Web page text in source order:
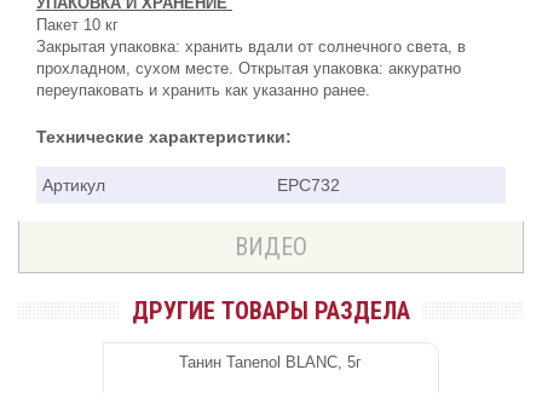
Пакет 10 кг
Закрытая упаковка: хранить вдали от солнечного света, в
прохладном, сухом месте. Открытая упаковка: аккуратно
переупаковать и хранить как указанно ранее.
Технические характеристики:
Артикул EPC732
ВИДЕО
ДРУГИЕ ТОВАРЫ РАЗДЕЛА
Танин Tanenol BLANC, 5г